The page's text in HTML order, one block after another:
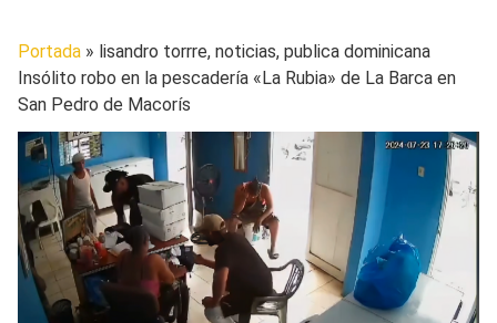
Portada » lisandro torrre, noticias, publica dominicana
Insólito robo en la pescadería «La Rubia» de La Barca en
San Pedro de Macorís